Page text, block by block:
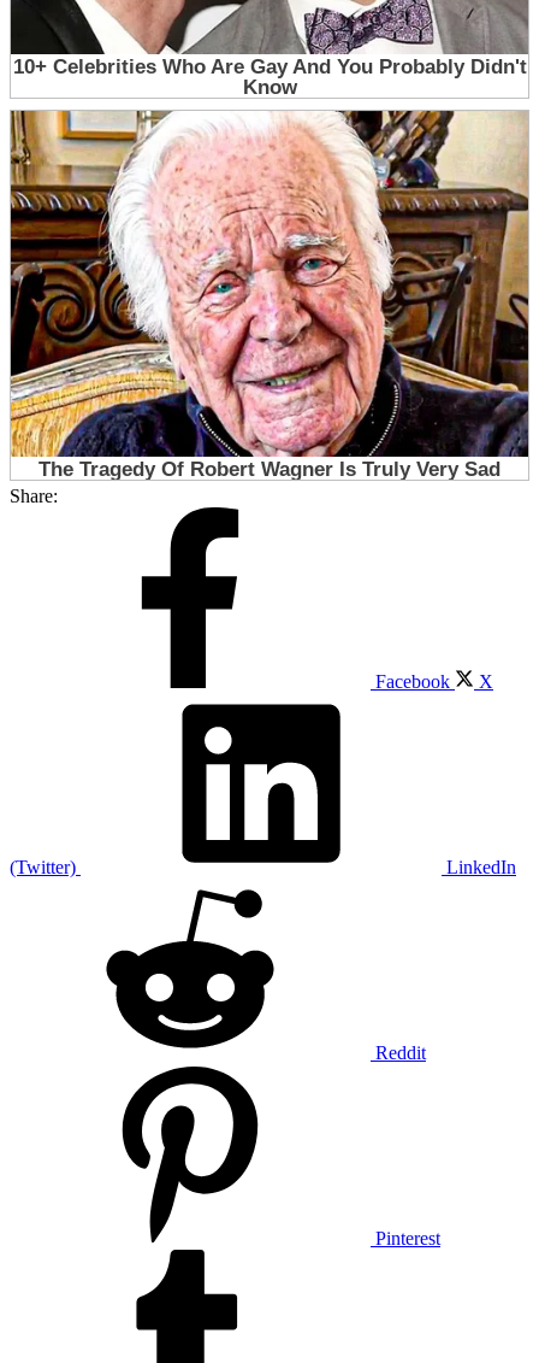
Share:
Facebook X
(Twitter) LinkedIn
Reddit
Pinterest